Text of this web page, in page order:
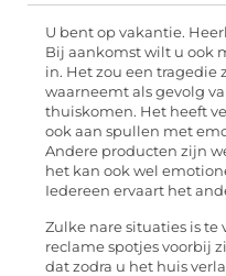
U bent op vakantie.
Bij aankomst wilt u ook
in. Het zou een tragedie
waarneemt als gevolg
thuiskomen. Het heeft
ook aan spullen met
Andere producten zijn
het kan ook wel
Iedereen ervaart het
Zulke nare situaties is
reclame spotjes voorbij
dat zodra u het huis